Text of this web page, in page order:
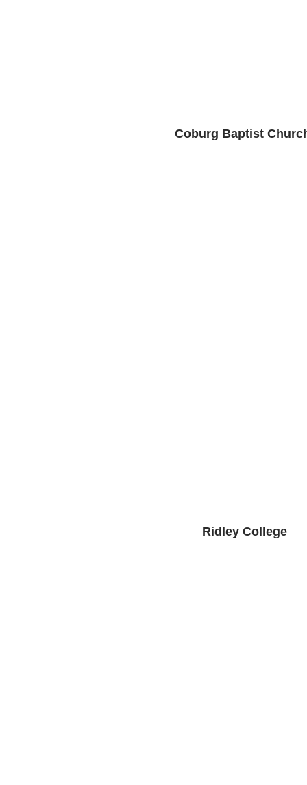
Coburg Baptist
                                       Ridley College